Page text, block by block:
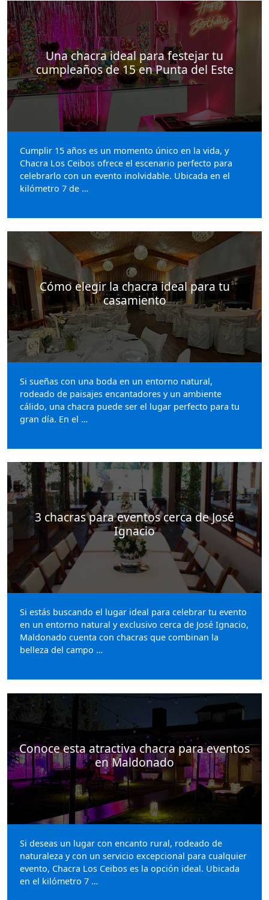
Una chacra ideal para festejar tu
cumpleaños de 15 en Punta del Este
Cumplir 15 años es un momento único en la vida, y
Chacra Los Ceibos ofrece el escenario perfecto para
celebrarlo con un evento inolvidable. Ubicada en el
kilómetro 7 de …
Cómo elegir la chacra ideal para tu
casamiento
Si sueñas con una boda en un entorno natural,
rodeado de paisajes encantadores y un ambiente
cálido, una chacra puede ser el lugar perfecto para tu
gran día. En el …
3 chacras para eventos cerca de José
Ignacio
Si estás buscando el lugar ideal para celebrar tu evento
en un entorno natural y exclusivo cerca de José Ignacio,
Maldonado cuenta con chacras que combinan la
belleza del campo …
Conoce esta atractiva chacra para eventos
en Maldonado
Si deseas un lugar con encanto rural, rodeado de
naturaleza y con un servicio excepcional para cualquier
evento, Chacra Los Ceibos es la opción ideal. Ubicada
en el kilómetro 7 …